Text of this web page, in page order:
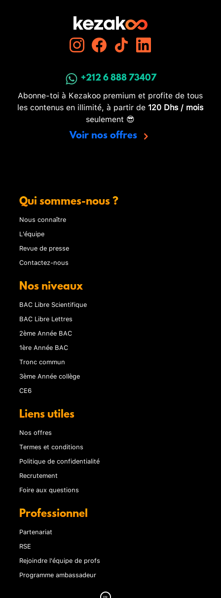
+212 6 888 73407
Abonne-toi à Kezakoo premium et profite de tous
les contenus en illimité, à partir de 120 Dhs / mois
seulement 😎
Voir nos offres
Qui sommes-nous ?
Nous connaître
L'équipe
Revue de presse
Contactez-nous
Nos niveaux
BAC Libre Scientifique
BAC Libre Lettres
2ème Année BAC
1ère Année BAC
Tronc commun
3ème Année collège
CE6
Liens utiles
Nos offres
Termes et conditions
Politique de confidentialité
Recrutement
Foire aux questions
Professionnel
Partenariat
RSE
Rejoindre l'équipe de profs
Programme ambassadeur